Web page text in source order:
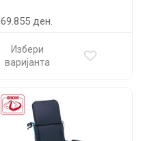
69.855 ден.
Избери
варијанта